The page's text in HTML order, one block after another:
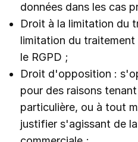
données dans les cas
Droit à la limitation du
limitation du traitement
le RGPD ;
Droit d'opposition :
pour des raisons
particulière, ou à tout
justifier s'agissant de